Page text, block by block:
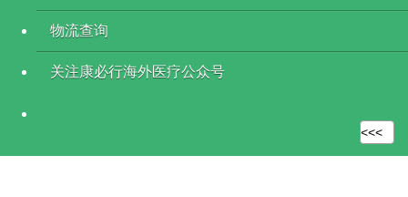
物流查询
关注康必行海外医疗公众号
<<<